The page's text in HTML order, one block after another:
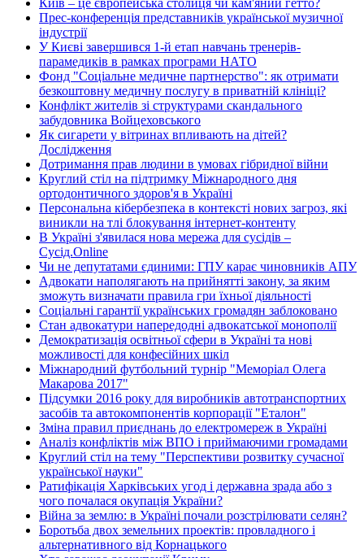
Прес-конференція представників української музичної
індустрії
У Києві завершився 1-й етап навчань тренерів-
парамедиків в рамках програми НАТО
Фонд "Соціальне медичне партнерство": як отримати
безкоштовну медичну послугу в приватній клініці?
Конфлікт жителів зі структурами скандального
забудовника Войцеховського
Як сигарети у вітринах впливають на дітей?
Дослідження
Дотримання прав людини в умовах гібридної війни
Круглий стіл на підтримку Міжнародного дня
ортодонтичного здоров'я в Україні
Персональна кібербезпека в контексті нових загроз, які
виникли на тлі блокування інтернет-контенту
В Україні з'явилася нова мережа для сусідів –
Сусід.Online
Чи не депутатами єдиними: ГПУ карає чиновників АПУ
Адвокати наполягають на прийнятті закону, за яким
зможуть визначати правила гри їхньої діяльності
Соціальні гарантії українських громадян заблоковано
Стан адвокатури напередодні адвокатської монополії
Демократизація освітньої сфери в Україні та нові
можливості для конфесійних шкіл
Міжнародний футбольний турнір "Меморіал Олега
Макарова 2017"
Підсумки 2016 року для виробників автотранспортних
засобів та автокомпонентів корпорації "Еталон"
Зміна правил приєднань до електромереж в Україні
Аналіз конфліктів між ВПО і приймаючими громадами
Круглий стіл на тему "Перспективи розвитку сучасної
української науки"
Ратифікація Харківських угод і державна зрада або з
чого почалася окупація України?
Війна за землю: в Україні почали розстрілювати селян?
Боротьба двох земельних проектів: провладного і
альтернативного від Корнацького